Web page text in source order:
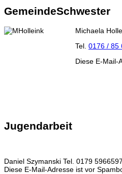
GemeindeSchwester
Michaela
Tel. 0176 / 85
Diese E-Mail-
Jugendarbeit
Daniel Szymanski Tel. 0179 5966597
Diese E-Mail-Adresse ist vor